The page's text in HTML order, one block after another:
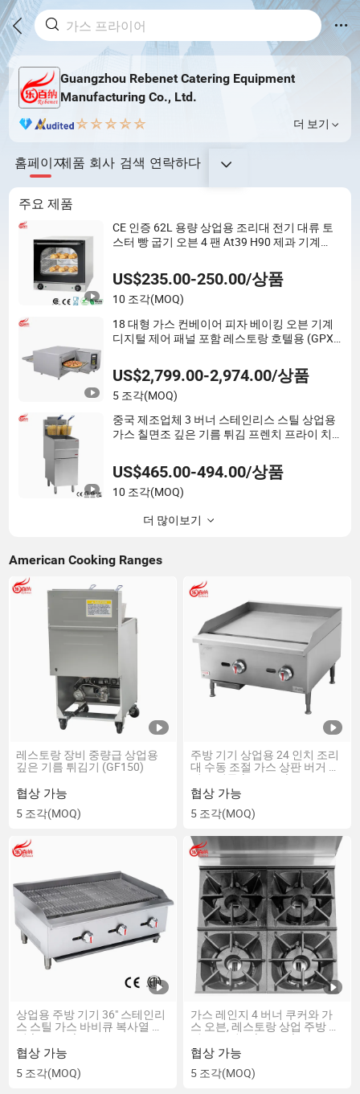
Guangzhou Rebenet Catering Equipment
Manufacturing Co., Ltd.
더 보기
홈페이지제품 회사 검색 연락하다
주요 제품
CE 인증 62L 용량 상업용 조리대 전기 대류 토
스터 빵 굽기 오븐 4 팬 At39 H90 제과 기계
US$235.00-250.00/상품
10 조각(MOQ)
18 대형 가스 컨베이어 피자 베이킹 오븐 기계
디지털 제어 패널 포함 레스토랑 호텔용 (GPX-
US$2,799.00-2,974.00/상품
5 조각(MOQ)
중국 제조업체 3 버너 스테인리스 스틸 상업용
가스 칠면조 깊은 기름 튀김 프렌치 프라이 치
90000BTU (GF90)
US$465.00-494.00/상품
10 조각(MOQ)
더 많이보기
American Cooking Ranges
레스토랑 장비 중량급 상업용
깊은 기름 튀김기 (GF150)
협상 가능
5 조각(MOQ)
주방 기기 상업용 24 인치 조리
대 수동 조절 가스 상판 버거 그
릴 그리들 (EGG24S)
협상 가능
5 조각(MOQ)
상업용 주방 기기 36" 스테인리
스 스틸 가스 바비큐 복사열 그
릴 (ECB36S)
협상 가능
5 조각(MOQ)
가스 레인지 4 버너 쿠커와 가
스 오븐, 레스토랑 상업 주방 장
비, ETL 인증 (RGR24)
협상 가능
5 조각(MOQ)